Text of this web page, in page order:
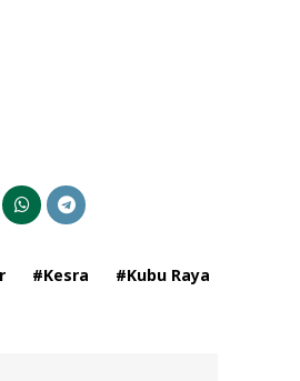
#Kesra
#Kubu Raya